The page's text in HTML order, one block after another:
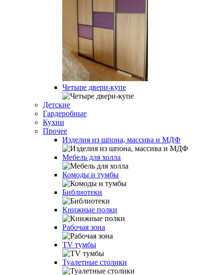
Четыре двери-купе
Детские
Гардеробные
Кухни
Прочее
Изделия из шпона, массива и МДФ
Мебель для холла
Комоды и тумбы
Библиотеки
Книжные полки
Рабочая зона
TV тумбы
Туалетные столики